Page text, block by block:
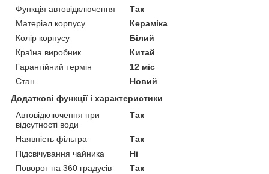
Функція автовідключення
Так
Матеріал корпусу
Кераміка
Колір корпусу
Білий
Країна виробник
Китай
Гарантійний термін
12 міс
Стан
Новий
Додаткові функції і характеристики
Автовідключення при
відсутності води
Так
Наявність фільтра
Так
Підсвічування чайника
Ні
Поворот на 360 градусів
Так